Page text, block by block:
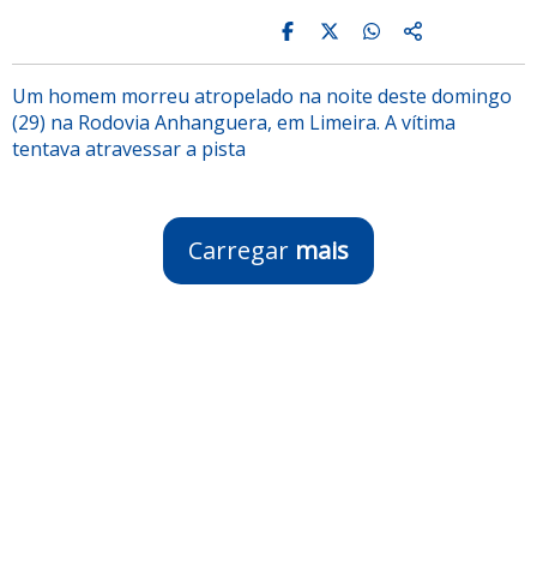
Um homem morreu atropelado na noite deste domingo
(29) na Rodovia Anhanguera, em Limeira. A vítima
tentava atravessar a pista
Carregar mais